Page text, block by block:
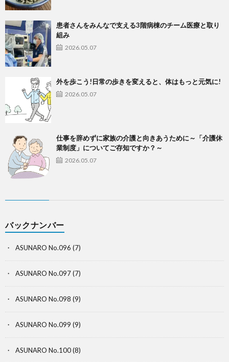
患者さんをみんなで支える3階病棟のチーム医療と取り
組み
2026.05.07
外を歩こう!日常の歩きを変えると、体はもっと元気に!
2026.05.07
仕事を辞めずに家族の介護と向きあうために～「介護休
業制度」についてご存知ですか？～
2026.05.07
バックナンバー
ASUNARO No.096 (7)
ASUNARO No.097(7)
ASUNARO No.098 (9)
ASUNARO No.099 (9)
ASUNARO No.100(8)